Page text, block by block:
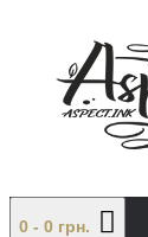
0 - 0 грн.